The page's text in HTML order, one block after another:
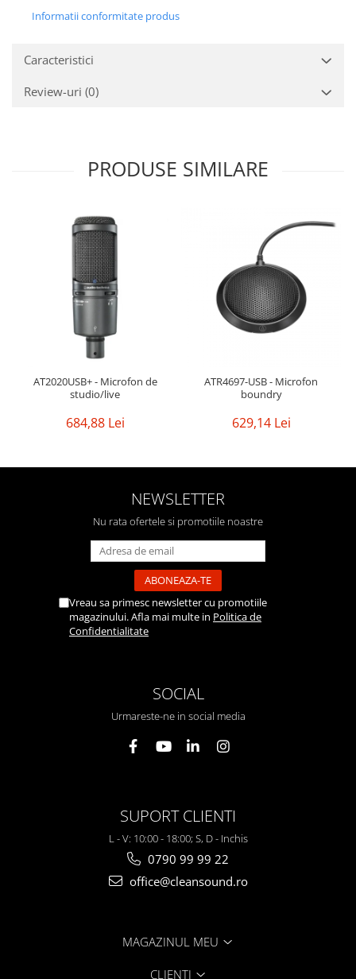
Informatii conformitate produs
Caracteristici
Review-uri (0)
PRODUSE SIMILARE
AT2020USB+ - Microfon de
studio/live
684,88 Lei
ATR4697-USB - Microfon
boundry
629,14 Lei
NEWSLETTER
Nu rata ofertele si promotiile noastre
Vreau sa primesc newsletter cu promotiile
magazinului. Afla mai multe in Politica de
Confidentialitate
SOCIAL
Urmareste-ne in social media
SUPORT CLIENTI
L - V: 10:00 - 18:00; S, D - Inchis
0790 99 99 22
office@cleansound.ro
MAGAZINUL MEU
CLIENTI